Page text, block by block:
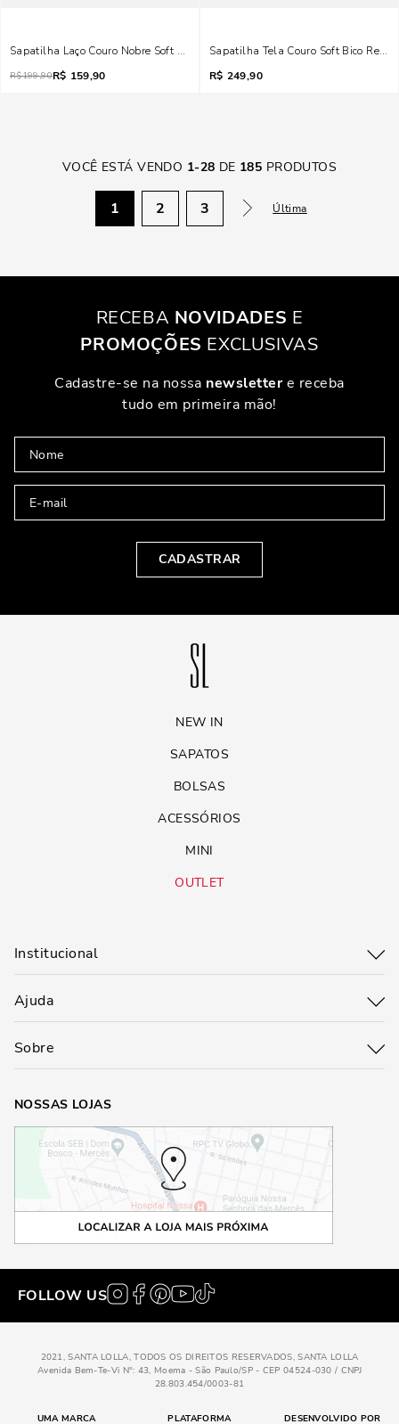
Sapatilha Laço Couro Nobre Soft Preta
R$199,90R$ 159,90
Sapatilha Tela Couro Soft Bico
R$ 249,90
VOCÊ ESTÁ VENDO 1-28 DE 185 PRODUTOS
1 2 3 Última
RECEBA NOVIDADES E
PROMOÇÕES EXCLUSIVAS
Cadastre-se na nossa newslettere receba
tudo em primeira mão!
CADASTRAR
NEW IN
SAPATOS
BOLSAS
ACESSÓRIOS
MINI
OUTLET
Institucional
Ajuda
Sobre
NOSSAS LOJAS
FOLLOW US
2021, SANTA LOLLA, TODOS OS DIREITOS RESERVADOS, SANTA LOLLA
Avenida Bem-Te-Vi N°: 43, Moema - São Paulo/SP - CEP 04524-030 / CNPJ
28.803.454/0003-81
UMA MARCA PLATAFORMA DESENVOLVIDO POR